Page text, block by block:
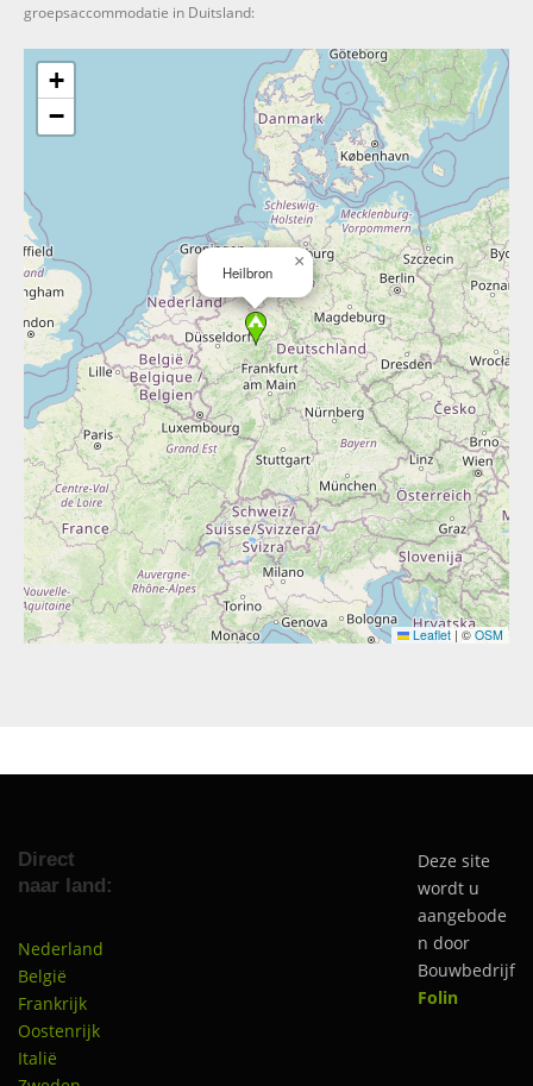
groepsaccommodatie in Duitsland:
Heilbron
×
+
−
Leaflet | ©OSM
Direct
naar land:
Nederland
België
Frankrijk
Oostenrijk
Italië
Deze site
wordt u
aangebode
n door
Bouwbedrijf
Folin